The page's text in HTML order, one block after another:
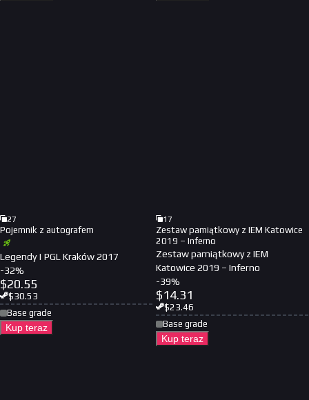
27
Pojemnik z autografem
Legendy | PGL Kraków 2017
-32%
$20.55
$30.53
Base grade
Kup teraz
17
Zestaw pamiątkowy z IEM Katowice
2019 – Inferno
Zestaw pamiątkowy z IEM
Katowice 2019 – Inferno
-39%
$14.31
$23.46
Base grade
Kup teraz